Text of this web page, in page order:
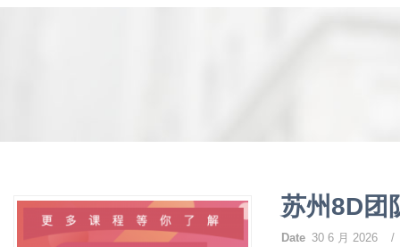
苏州8D团
Date 30 6 月 2026 /